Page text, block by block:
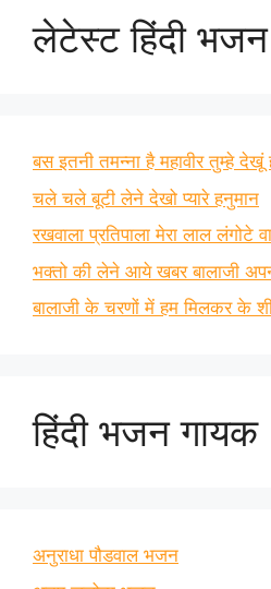
लेटेस्ट हिंदी भजन
बस इतनी तमन्ना है महावीर तुम्हे
चले चले बूटी लेने देखो प्यारे हनुमान
रखवाला प्रतिपाला मेरा लाल लंगोटे
भक्तो की लेने आये खबर बालाजी
बालाजी के चरणों में हम मिलकर के
हिंदी भजन गायक
अनुराधा पौडवाल भजन